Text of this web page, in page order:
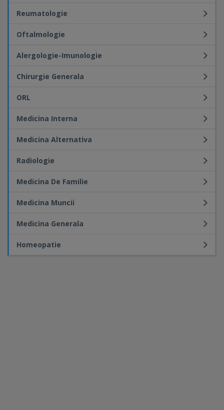
Reumatologie
Oftalmologie
Alergologie-Imunologie
Chirurgie Generala
ORL
Medicina Interna
Medicina Alternativa
Radiologie
Medicina De Familie
Medicina Muncii
Medicina Generala
Homeopatie